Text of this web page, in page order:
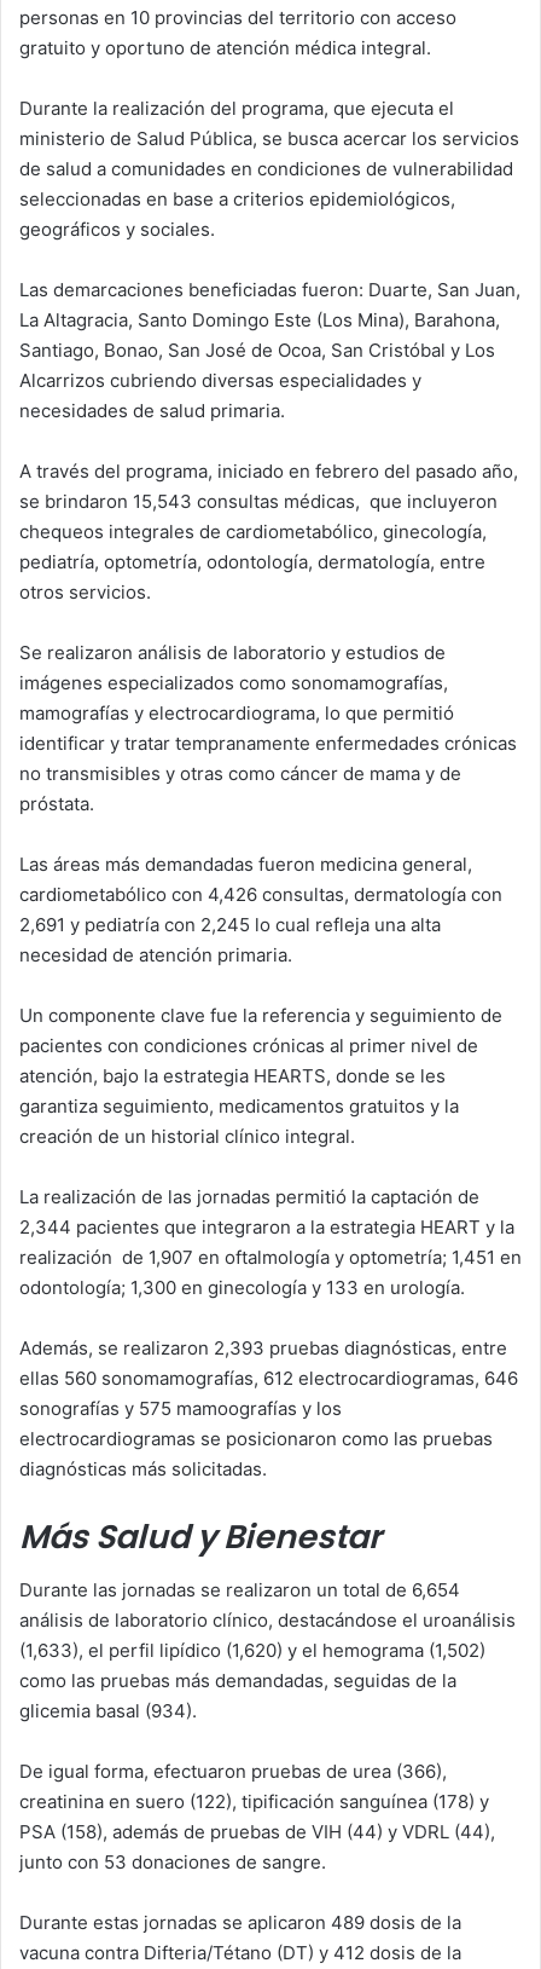
personas en 10 provincias del territorio con acceso
gratuito y oportuno de atención médica integral.
Durante la realización del programa, que ejecuta el
ministerio de Salud Pública, se busca acercar los servicios
de salud a comunidades en condiciones de vulnerabilidad
seleccionadas en base a criterios epidemiológicos,
geográficos y sociales.
Las demarcaciones beneficiadas fueron: Duarte, San Juan,
La Altagracia, Santo Domingo Este (Los Mina), Barahona,
Santiago, Bonao, San José de Ocoa, San Cristóbal y Los
Alcarrizos cubriendo diversas especialidades y
necesidades de salud primaria.
A través del programa, iniciado en febrero del pasado año,
se brindaron 15,543 consultas médicas, que incluyeron
chequeos integrales de cardiometabólico, ginecología,
pediatría, optometría, odontología, dermatología, entre
otros servicios.
Se realizaron análisis de laboratorio y estudios de
imágenes especializados como sonomamografías,
mamografías y electrocardiograma, lo que permitió
identificar y tratar tempranamente enfermedades crónicas
no transmisibles y otras como cáncer de mama y de
próstata.
Las áreas más demandadas fueron medicina general,
cardiometabólico con 4,426 consultas, dermatología con
2,691 y pediatría con 2,245 lo cual refleja una alta
necesidad de atención primaria.
Un componente clave fue la referencia y seguimiento de
pacientes con condiciones crónicas al primer nivel de
atención, bajo la estrategia HEARTS, donde se les
garantiza seguimiento, medicamentos gratuitos y la
creación de un historial clínico integral.
La realización de las jornadas permitió la captación de
2,344 pacientes que integraron a la estrategia HEART y la
realización de 1,907 en oftalmología y optometría; 1,451 en
odontología; 1,300 en ginecología y 133 en urología.
Además, se realizaron 2,393 pruebas diagnósticas, entre
ellas 560 sonomamografías, 612 electrocardiogramas, 646
sonografías y 575 mamoografías y los
electrocardiogramas se posicionaron como las pruebas
diagnósticas más solicitadas.
Más Salud y Bienestar
Durante las jornadas se realizaron un total de 6,654
análisis de laboratorio clínico, destacándose el uroanálisis
(1,633), el perfil lipídico (1,620) y el hemograma (1,502)
como las pruebas más demandadas, seguidas de la
glicemia basal (934).
De igual forma, efectuaron pruebas de urea (366),
creatinina en suero (122), tipificación sanguínea (178) y
PSA (158), además de pruebas de VIH (44) y VDRL (44),
junto con 53 donaciones de sangre.
Durante estas jornadas se aplicaron 489 dosis de la
vacuna contra Difteria/Tétano (DT) y 412 dosis de la